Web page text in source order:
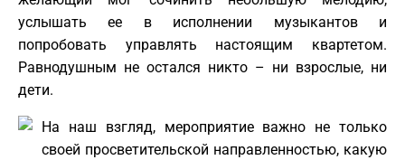
услышать ее в исполнении музыкантов и
попробовать управлять настоящим квартетом.
Равнодушным не остался никто – ни взрослые, ни
дети.
На наш взгляд, мероприятие важно не только
своей просветительской направленностью, какую